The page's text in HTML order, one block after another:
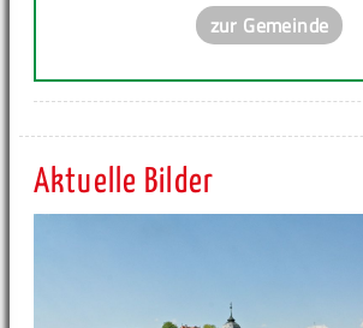
zur Gemeinde
Aktuelle Bilder